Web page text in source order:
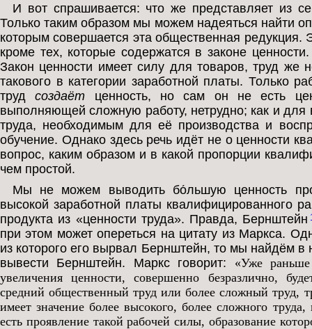
И вот спрашивается: что же представляет из
Только таким образом мы можем надеяться найти
которым совершается эта общественная
кроме тех, которые содержатся в законе
Закон ценности имеет силу для товаров, труд же
такового в категории заработной платы. Только
трудсоздаёт ценность, но сам он не есть
выполняющей сложную работу, нетрудно; как и для
труда, необходимым для её производства и
обучение. Однако здесь речь идёт не о ценности
вопрос, каким образом и в какой пропорции
чем простой.
Мы не можем выводить бо́льшую ценность
высокой заработной платы квалифицированного
продукта из «ценности труда». Правда, Бернштейн
при этом может опереться на цитату из Маркса.
из которого его вырвал Бернштейн, то мы найдём в
вывести Бернштейн. Маркс говорит: «Уже
увеличения ценности, совершенно безразлично,
средний общественный труд или более сложный труд,
имеет значение более высокого, более сложного
есть проявление такой рабочей силы, образование